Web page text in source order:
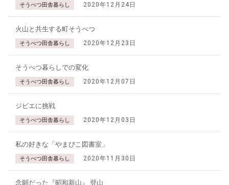
そうべつ田舎暮らし 2020年12月24日
火山と共生する町そうべつ
そうべつ田舎暮らし 2020年12月23日
そうべつ暮らしでの変化
そうべつ田舎暮らし 2020年12月07日
ジビエに挑戦
そうべつ田舎暮らし 2020年12月03日
私の好きな「やまびこ図書室」
そうべつ田舎暮らし 2020年11月30日
念願だった『昭和新山』 登山